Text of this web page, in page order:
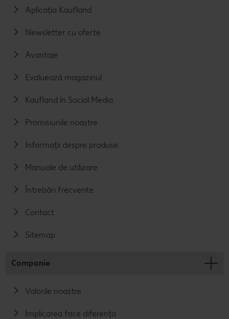
Aplicația Kaufland
Newsletter cu oferte
Avantaje
Evaluează magazinul
Kaufland în Social Media
Promisiunile noastre
Informații despre produse
Manuale de utilizare
Întrebări frecvente
Contact
Sitemap
Companie
Valorile noastre
Implicarea face diferența